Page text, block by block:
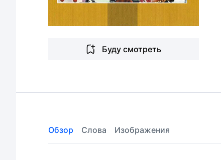
Буду смотреть
Обзор Слова Изображения